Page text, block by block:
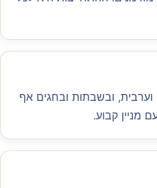
ובשבתות ובחגים אף
קבוע.